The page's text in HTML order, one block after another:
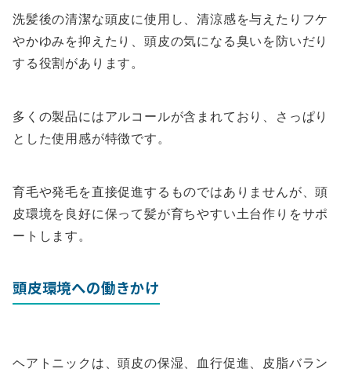
洗髪後の清潔な頭皮に使用し、清涼感を与えたりフケ
やかゆみを抑えたり、頭皮の気になる臭いを防いだり
する役割があります。
多くの製品にはアルコールが含まれており、さっぱり
とした使用感が特徴です。
育毛や発毛を直接促進するものではありませんが、頭
皮環境を良好に保って髪が育ちやすい土台作りをサポ
ートします。
頭皮環境への働きかけ
ヘアトニックは、頭皮の保湿、血行促進、皮脂バラン